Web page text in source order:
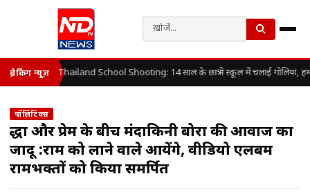
ब्रेकिंग न्यूज़ Thailand School Shooting: 14 साल के छात्र ने स्कूल में चलाई गोलियां,
पॉलिटिक्स
श्रद्धा और प्रेम के बीच मंदाकिनी बोरा की आवाज का
जादू :राम को लाने वाले आयेंगे, वीडियो एलबम
रामभक्तों को किया समर्पित